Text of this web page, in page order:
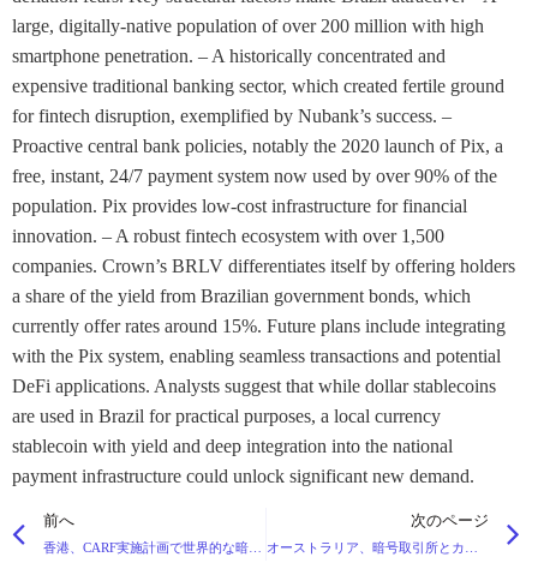
large, digitally-native population of over 200 million with high
smartphone penetration. – A historically concentrated and
expensive traditional banking sector, which created fertile ground
for fintech disruption, exemplified by Nubank’s success. –
Proactive central bank policies, notably the 2020 launch of Pix, a
free, instant, 24/7 payment system now used by over 90% of the
population. Pix provides low-cost infrastructure for financial
innovation. – A robust fintech ecosystem with over 1,500
companies. Crown’s BRLV differentiates itself by offering holders
a share of the yield from Brazilian government bonds, which
currently offer rates around 15%. Future plans include integrating
with the Pix system, enabling seamless transactions and potential
DeFi applications. Analysts suggest that while dollar stablecoins
are used in Brazil for practical purposes, a local currency
stablecoin with yield and deep integration into the national
payment infrastructure could unlock significant new demand.
前へ 次のページ